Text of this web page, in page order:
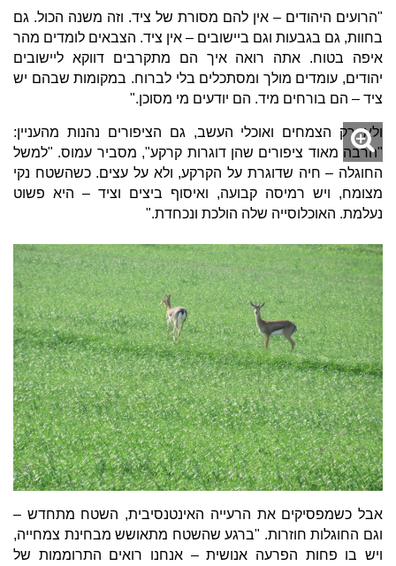
"הרועים היהודים – אין להם מסורת של ציד. וזה משנה הכול. גם
בחוות, גם בגבעות וגם ביישובים – אין ציד. הצבאים לומדים מהר
איפה בטוח. אתה רואה איך הם מתקרבים דווקא ליישובים
יהודים, עומדים מולך ומסתכלים בלי לברוח. במקומות שבהם יש
ציד – הם בורחים מיד. הם יודעים מי מסוכן."
ולא רק הצמחים ואוכלי העשב, גם הציפורים נהנות מהעניין:
"הרבה מאוד ציפורים שהן דוגרות קרקע", מסביר עמוס. "למשל
החוגלה – חיה שדוגרת על הקרקע, ולא על עצים. כשהשטח נקי
מצומח, ויש רמיסה קבועה, ואיסוף ביצים וציד – היא פשוט
נעלמת. האוכלוסייה שלה הולכת ונכחדת."
אבל כשמפסיקים את הרעייה האינטנסיבית, השטח מתחדש –
וגם החוגלות חוזרות. "ברגע שהשטח מתאושש מבחינת צמחייה,
ויש בו פחות הפרעה אנושית – אנחנו רואים התרוממות של